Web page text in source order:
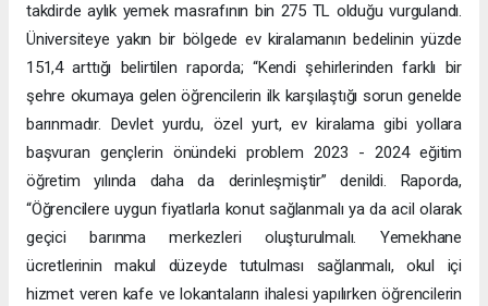
takdirde aylık yemek masrafının bin 275 TL olduğu vurgulandı.
Üniversiteye yakın bir bölgede ev kiralamanın bedelinin yüzde
151,4 arttığı belirtilen raporda; “Kendi şehirlerinden farklı bir
şehre okumaya gelen öğrencilerin ilk karşılaştığı sorun genelde
barınmadır. Devlet yurdu, özel yurt, ev kiralama gibi yollara
başvuran gençlerin önündeki problem 2023 - 2024 eğitim
öğretim yılında daha da derinleşmiştir” denildi. Raporda,
“Öğrencilere uygun fiyatlarla konut sağlanmalı ya da acil olarak
geçici barınma merkezleri oluşturulmalı. Yemekhane
ücretlerinin makul düzeyde tutulması sağlanmalı, okul içi
hizmet veren kafe ve lokantaların ihalesi yapılırken öğrencilerin